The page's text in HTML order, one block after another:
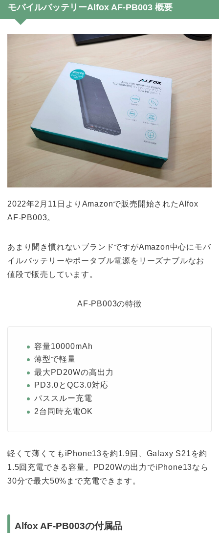
モバイルバッテリーAlfox AF-PB003 概要
2022年2月11日よりAmazonで販売開始されたAlfox
AF-PB003。
あまり聞き慣れないブランドですがAmazon中心にモバ
イルバッテリーやポータブル電源をリーズナブルなお
値段で販売しています。
AF-PB003の特徴
容量10000mAh
薄型で軽量
最大PD20Wの高出力
PD3.0とQC3.0対応
パススルー充電
2台同時充電OK
軽くて薄くてもiPhone13を約1.9回、Galaxy S21を約
1.5回充電できる容量。PD20Wの出力でiPhone13なら
30分で最大50%まで充電できます。
Alfox AF-PB003の付属品